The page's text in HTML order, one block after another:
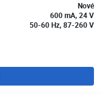
Nové
600 mA, 24 V
50-60 Hz, 87-260 V